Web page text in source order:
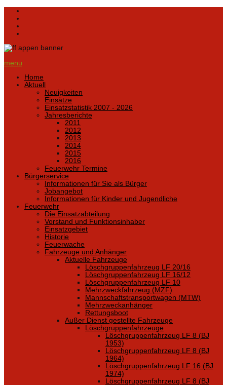
menu
Home
Aktuell
Neuigkeiten
Einsätze
Einsatzstatistik 2007 - 2026
Jahresberichte
2011
2012
2013
2014
2015
2016
Feuerwehr Termine
Bürgerservice
Informationen für Sie als Bürger
Jobangebot
Informationen für Kinder und Jugendliche
Feuerwehr
Die Einsatzabteilung
Vorstand und Funktionsinhaber
Einsatzgebiet
Historie
Feuerwache
Fahrzeuge und Anhänger
Aktuelle Fahrzeuge
Löschgruppenfahrzeug LF 20/16
Löschgruppenfahrzeug LF 16/12
Löschgruppenfahrzeug LF 10
Mehrzweckfahrzeug (MZF)
Mannschaftstransportwagen (MTW)
Mehrzweckanhänger
Rettungsboot
Außer Dienst gestellte Fahrzeuge
Löschgruppenfahrzeuge
Löschgruppenfahrzeug LF 8 (BJ
1953)
Löschgruppenfahrzeug LF 8 (BJ
1964)
Löschgruppenfahrzeug LF 16 (BJ
1974)
Löschgruppenfahrzeug LF 8 (BJ